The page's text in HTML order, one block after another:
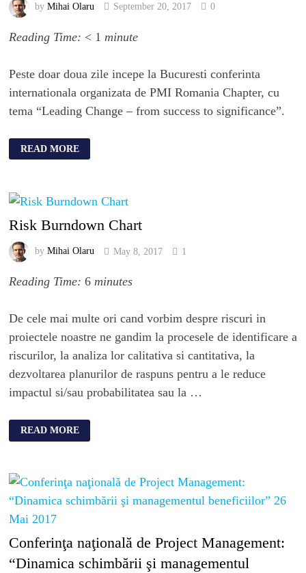
by Mihai Olaru September 20, 2017 0
Reading Time: < 1 minute
Peste doar doua zile incepe la Bucuresti conferinta
internationala organizata de PMI Romania Chapter, cu
tema “Leading Change – from success to significance”.
READ MORE
Risk Burndown Chart
by Mihai Olaru May 8, 2017 1
Reading Time: 6 minutes
De cele mai multe ori cand vorbim despre riscuri in
proiectele noastre ne gandim la procesele de identificare a
riscurilor, la analiza lor calitativa si cantitativa, la
dezvoltarea planurilor de raspuns pentru a le reduce
impactul si/sau probabilitatea sau la …
READ MORE
Conferinţa naţională de Project Management:
“Dinamica schimbării şi managementul